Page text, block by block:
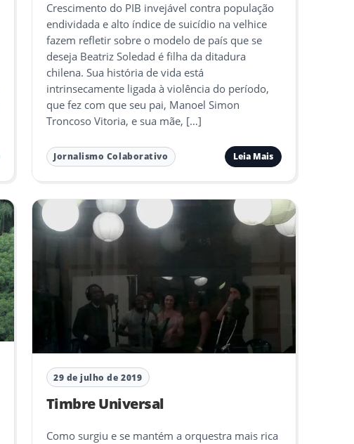
Crescimento do PIB invejável contra população
endividada e alto índice de suicídio na velhice
fazem refletir sobre o modelo de país que se
deseja Beatriz Soledad é filha da ditadura
chilena. Sua história de vida está
intrinsecamente ligada à violência do período,
que fez com que seu pai, Manoel Simon
Troncoso Vitoria, e sua mãe, […]
Jornalismo Colaborativo Leia Mais
29 de julho de 2019
Timbre Universal
Como surgiu e se mantém a orquestra mais rica